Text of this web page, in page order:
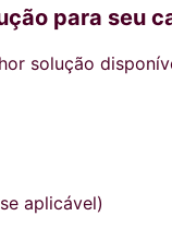
para seu
solução
aplicável)